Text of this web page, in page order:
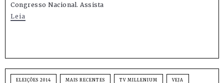
Congresso Nacional. Assista
Leia
ELEIÇÕES 2014 MAIS RECENTES TV MILLENIUM VEJA